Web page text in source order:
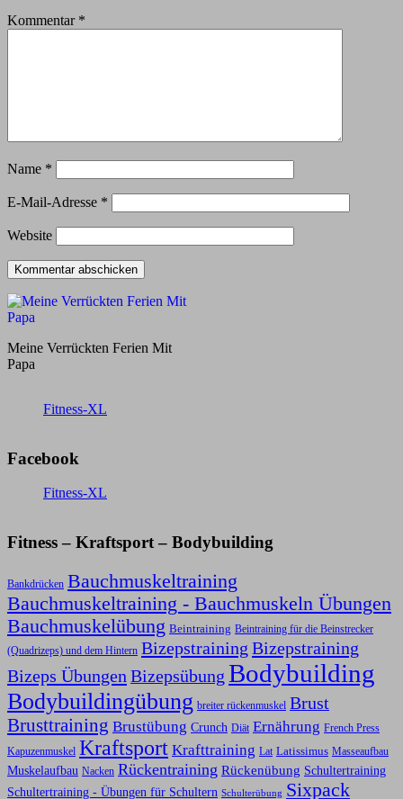
Kommentar *
Name *
E-Mail-Adresse *
Website
Meine Verrückten Ferien Mit
Papa
Fitness-XL
Facebook
Fitness-XL
Fitness – Kraftsport – Bodybuilding
Bankdrücken Bauchmuskeltraining
Bauchmuskeltraining - Bauchmuskeln Übungen
Bauchmuskelübung Beintraining Beintraining für die Beinstrecker
(Quadrizeps) und dem Hintern Bizepstraining Bizepstraining
Bizeps Übungen Bizepsübung Bodybuilding
Bodybuildingübung breiter rückenmuskel Brust
Brusttraining Brustübung Crunch Diät Ernährung French Press
Kapuzenmuskel Kraftsport Krafttraining Lat Latissimus Masseaufbau
Muskelaufbau Nacken Rückentraining Rückenübung Schultertraining
Schultertraining - Übungen für Schultern Schulterübung Sixpack